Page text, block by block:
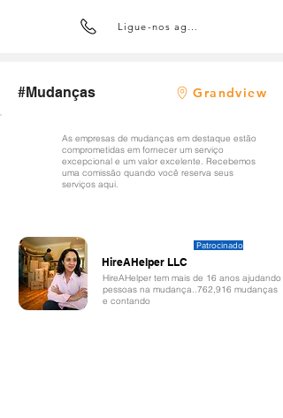
Ligue-nos agora
#Mudanças Grandview
As empresas de mudanças em destaque estão
comprometidas em fornecer um serviço
excepcional e um valor excelente. Recebemos
uma comissão quando você reserva seus
serviços aqui.
HireAHelper LLC
Patrocinado
HireAHelper tem mais de 16 anos ajudando
pessoas na mudança..762,916 mudanças
e contando